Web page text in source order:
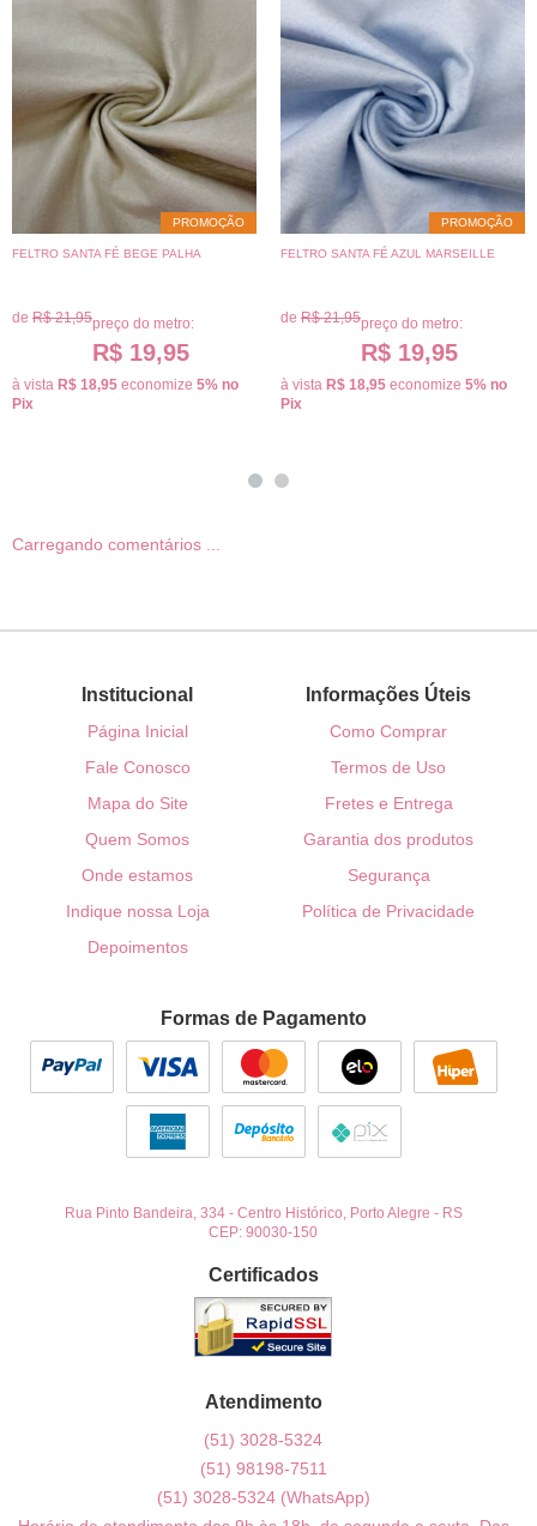
PROMOÇÃO
FELTRO SANTA FÉ BEGE PALHA
de R$ 21,95preço do metro:
R$ 19,95
à vista R$ 18,95 economize 5% no
Pix
PROMOÇÃO
FELTRO SANTA FÉ AZUL MARSEILLE
de R$ 21,95preço do metro:
R$ 19,95
à vista R$ 18,95 economize 5% no
Pix
Carregando comentários ...
Institucional
Página Inicial
Fale Conosco
Mapa do Site
Quem Somos
Onde estamos
Indique nossa Loja
Depoimentos
Informações Úteis
Como Comprar
Termos de Uso
Fretes e Entrega
Garantia dos produtos
Segurança
Política de Privacidade
Formas de Pagamento
Rua Pinto Bandeira, 334- Centro Histórico, Porto Alegre - RS
CEP: 90030-150
Certificados
Atendimento
(51) 3028-5324
(51) 98198-7511
(51) 3028-5324 (WhatsApp)